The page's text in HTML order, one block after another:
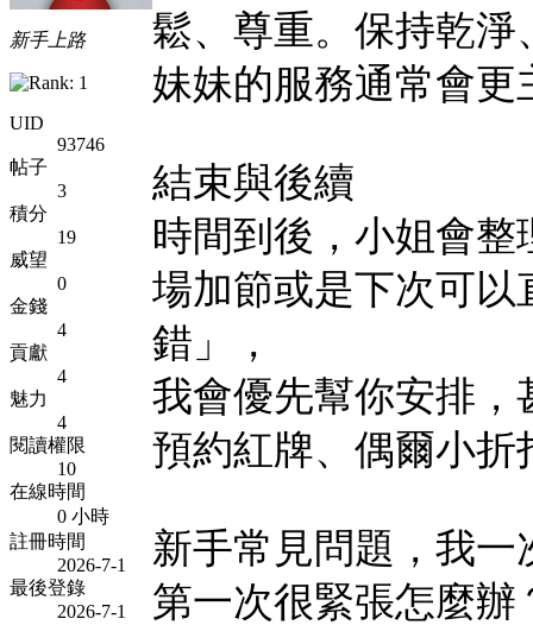
新手上路
UID
93746
帖子
3
積分
19
威望
0
金錢
4
貢獻
4
魅力
4
閱讀權限
10
在線時間
0 小時
註冊時間
2026-7-1
最後登錄
2026-7-1
鬆、尊重。保持乾
妹妹的服務通常會更
結束與後續
時間到後，小姐會
場加節或是下次可
錯」，
我會優先幫你安排
預約紅牌、偶爾小折
新手常見問題，我一
第一次很緊張怎麼辦